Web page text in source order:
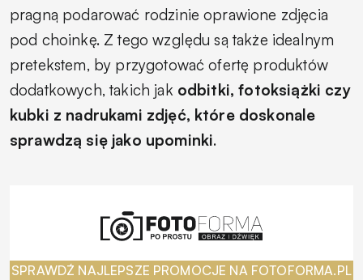
pragną podarować rodzinie oprawione zdjęcia
pod choinkę. Z tego względu są także idealnym
pretekstem, by przygotować ofertę produktów
dodatkowych, takich jak odbitki, fotoksiążki czy
kubki z nadrukami zdjęć, które doskonale
sprawdzą się jako upominki.
SPRAWDŹ NAJLEPSZE PROMOCJE NA FOTOFORMA.PL